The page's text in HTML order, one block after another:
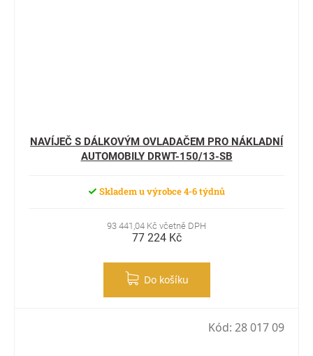
NAVÍJEČ S DÁLKOVÝM OVLADAČEM PRO NÁKLADNÍ
AUTOMOBILY DRWT-150/13-SB
Skladem u výrobce 4-6 týdnů
93 441,04 Kč včetně DPH
77 224 Kč
Do košíku
Kód: 28 017 09